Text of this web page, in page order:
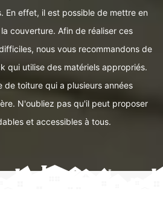
En effet, il est possible de mettre en
couverture. Afin de réaliser ces
nous vous recommandons de
qui utilise des matériels appropriés.
de toiture qui a plusieurs années
N'oubliez pas qu'il peut proposer
et accessibles à tous.